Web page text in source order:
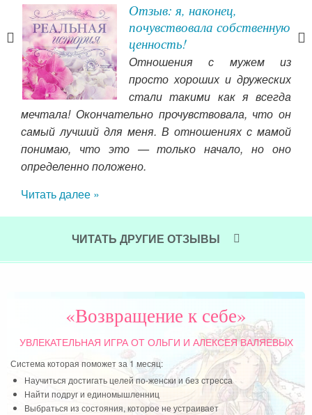
Отзыв: я, наконец,
почувствовала собственную
ценность!
Отношения с мужем из
просто хороших и дружеских
стали такими как я всегда
мечтала! Окончательно прочувствовала, что он
самый лучший для меня. В отношениях с мамой
понимаю, что это — только начало, но оно
определенно положено.
Читать далее »
ЧИТАТЬ ДРУГИЕ ОТЗЫВЫ
«Возвращение к себе»
УВЛЕКАТЕЛЬНАЯ ИГРАОТ ОЛЬГИ И АЛЕКСЕЯ ВАЛЯЕВЫХ
Система которая поможет за 1 месяц:
Научиться достигать целей по-женски и без стресса
Найти подруг и единомышленниц
Выбраться из состояния, которое не устраивает